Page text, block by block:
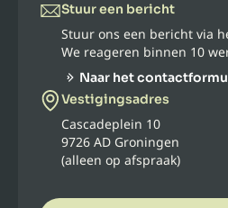
Stuur een bericht
Stuur ons een bericht via
We reageren binnen 10
Naar het
Vestigingsadres
Cascadeplein 10
9726 AD Groningen
(alleen op afspraak)